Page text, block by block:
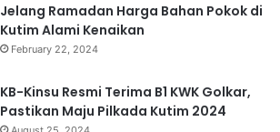
Jelang Ramadan Harga Bahan Pokok di
Kutim Alami Kenaikan
February 22, 2024
KB-Kinsu Resmi Terima B1 KWK Golkar,
Pastikan Maju Pilkada Kutim 2024